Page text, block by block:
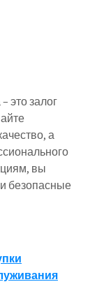
это залог
а
вы
безопасные